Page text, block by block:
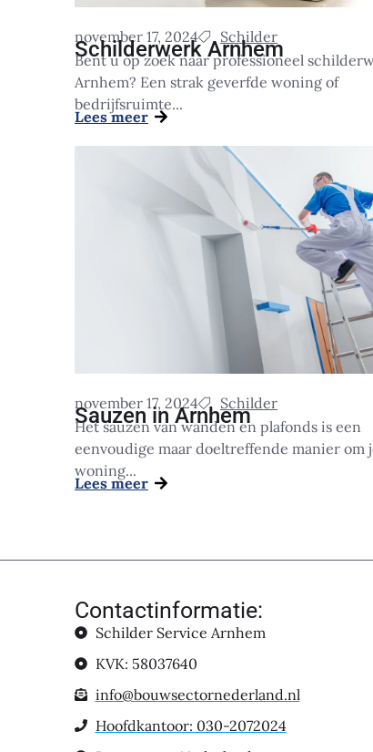
november 17, 2024 Schilder
Schilderwerk Arnhem
Bent u op zoek naar professioneel
Arnhem? Een strak geverfde woning of
bedrijfsruimte...
Lees meer
november 17, 2024 Schilder
Sauzen in Arnhem
Het sauzen van wanden en plafonds is een
eenvoudige maar doeltreffende manier om
woning...
Lees meer
Contactinformatie:
Schilder Service Arnhem
KVK: 58037640
info@bouwsectornederland.nl
Hoofdkantoor: 030-2072024